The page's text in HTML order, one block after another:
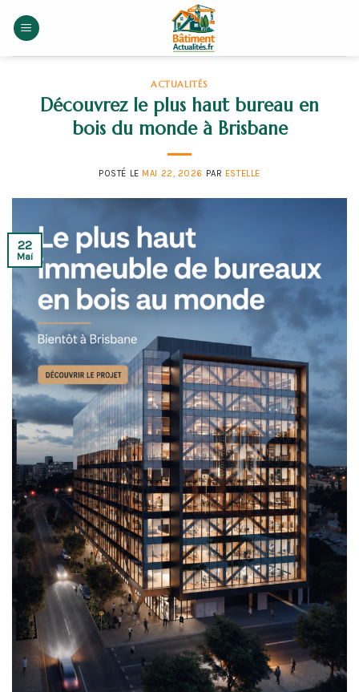
ACTUALITÉS
Découvrez le plus haut bureau en
bois du monde à Brisbane
POSTÉ LE MAI 22, 2026 PAR ESTELLE
22
Mai